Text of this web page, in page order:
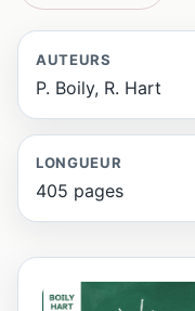
AUTEURS
P. Boily, R. Hart
LONGUEUR
405 pages